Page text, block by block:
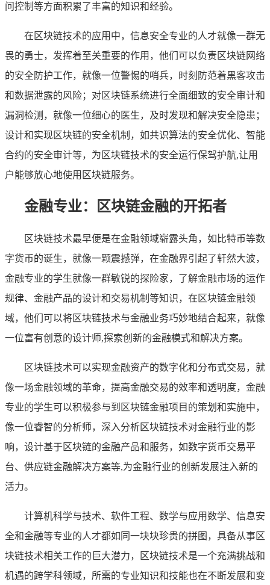
问控制等方面积累了丰富的知识和经验。
在区块链技术的应用中，信息安全专业的人才就像一群无
畏的勇士，发挥着至关重要的作用，他们可以负责区块链网络
的安全防护工作，就像一位警惕的哨兵，时刻防范着黑客攻击
和数据泄露的风险；对区块链系统进行全面细致的安全审计和
漏洞检测，就像一位细心的医生，及时发现和解决安全隐患；
设计和实现区块链的安全机制，如共识算法的安全优化、智能
合约的安全审计等，为区块链技术的安全运行保驾护航,让用
户能够放心地使用区块链服务。
金融专业：区块链金融的开拓者
区块链技术最早便是在金融领域崭露头角，如比特币等数
字货币的诞生，就像一颗震撼弹，在金融界引起了轩然大波，
金融专业的学生就像一群敏锐的探险家，了解金融市场的运作
规律、金融产品的设计和交易机制等知识，在区块链金融领
域，他们可以将区块链技术与金融业务巧妙地结合起来，就像
一位富有创意的设计师,探索创新的金融模式和解决方案。
区块链技术可以实现金融资产的数字化和分布式交易，就
像一场金融领域的革命，提高金融交易的效率和透明度，金融
专业的学生可以积极参与到区块链金融项目的策划和实施中，
像一位睿智的分析师，深入分析区块链技术对金融行业的影
响，设计基于区块链的金融产品和服务，如数字货币交易平
台、供应链金融解决方案等,为金融行业的创新发展注入新的
活力。
计算机科学与技术、软件工程、数学与应用数学、信息安
全和金融等专业的人才都如同一块块珍贵的拼图，具备从事区
块链技术相关工作的巨大潜力，区块链技术是一个充满挑战和
机遇的跨学科领域，所需的专业知识和技能也在不断发展和变